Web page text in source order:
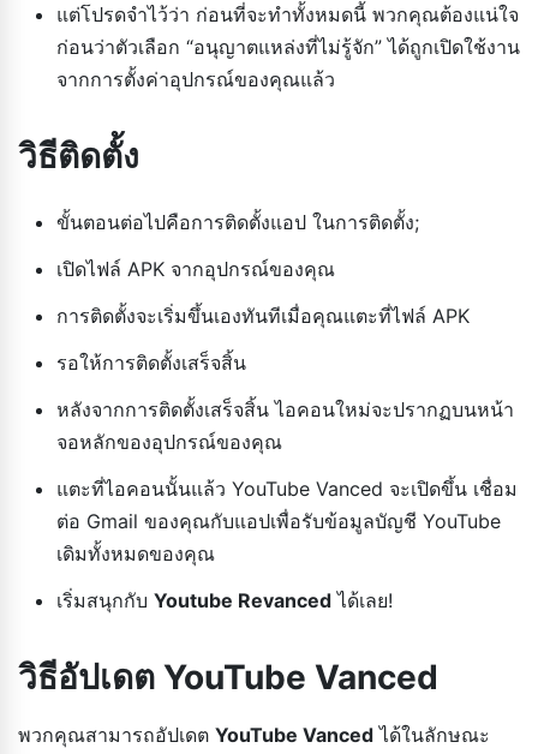
แต่โปรดจำไว้ว่า ก่อนที่จะทำทั้งหมดนี้ พวกคุณต้องแน่ใจ
ก่อนว่าตัวเลือก “อนุญาตแหล่งที่ไม่รู้จัก” ได้ถูกเปิดใช้งาน
จากการตั้งค่าอุปกรณ์ของคุณแล้ว
วิธีติดตั้ง
ขั้นตอนต่อไปคือการติดตั้งแอป ในการติดตั้ง;
เปิดไฟล์ APK จากอุปกรณ์ของคุณ
การติดตั้งจะเริ่มขึ้นเองทันทีเมื่อคุณแตะที่ไฟล์ APK
รอให้การติดตั้งเสร็จสิ้น
หลังจากการติดตั้งเสร็จสิ้น ไอคอนใหม่จะปรากฏบนหน้า
จอหลักของอุปกรณ์ของคุณ
แตะที่ไอคอนนั้นแล้ว YouTube Vanced จะเปิดขึ้น เชื่อม
ต่อ Gmail ของคุณกับแอปเพื่อรับข้อมูลบัญชี YouTube
เดิมทั้งหมดของคุณ
เริ่มสนุกกับ Youtube Revanced ได้เลย!
วิธีอัปเดต YouTube Vanced
พวกคุณสามารถอัปเดต YouTube Vanced ได้ในลักษณะ